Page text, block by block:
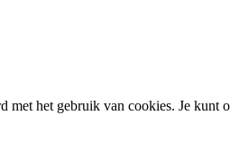
met het gebruik van cookies. Je